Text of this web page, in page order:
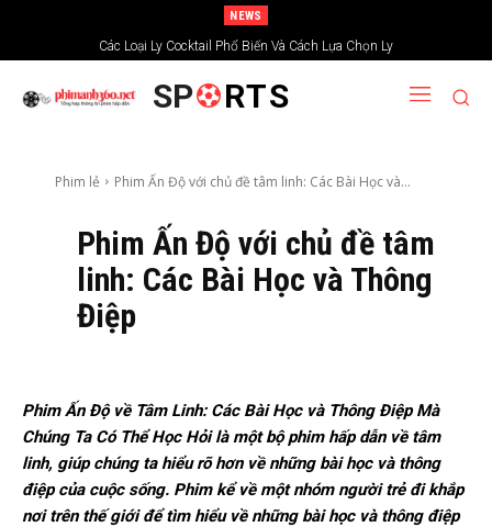
NEWS
Các Loại Ly Cocktail Phổ Biến Và Cách Lựa Chọn Ly
SP RTS
Phim lẻ Phim Ấn Độ với chủ đề tâm linh: Các Bài Học và...
Phim Ấn Độ với chủ đề tâm
linh: Các Bài Học và Thông
Điệp
Phim Ấn Độ về Tâm Linh: Các Bài Học và Thông Điệp Mà
Chúng Ta Có Thể Học Hỏi là một bộ phim hấp dẫn về tâm
linh, giúp chúng ta hiểu rõ hơn về những bài học và thông
điệp của cuộc sống. Phim kể về một nhóm người trẻ đi khắp
nơi trên thế giới để tìm hiểu về những bài học và thông điệp